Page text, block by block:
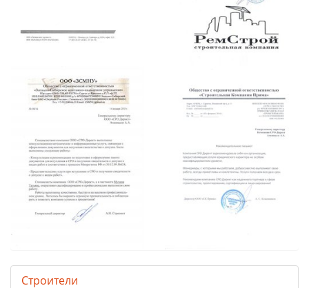
Строители